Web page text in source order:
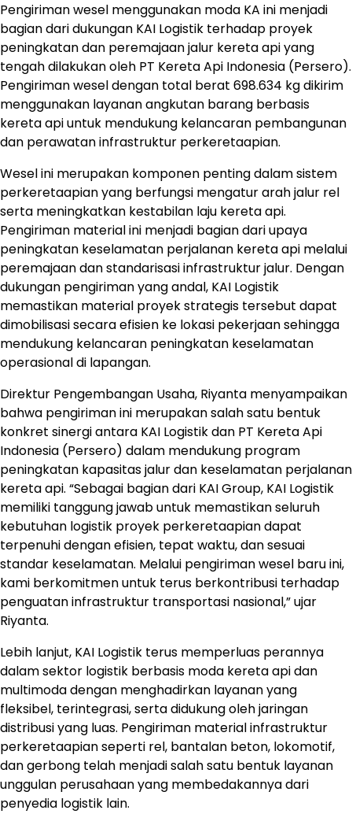
Pengiriman wesel menggunakan moda KA ini menjadi
bagian dari dukungan KAI Logistik terhadap proyek
peningkatan dan peremajaan jalur kereta api yang
tengah dilakukan oleh PT Kereta Api Indonesia (Persero).
Pengiriman wesel dengan total berat 698.634 kg dikirim
menggunakan layanan angkutan barang berbasis
kereta api untuk mendukung kelancaran pembangunan
dan perawatan infrastruktur perkeretaapian.
Wesel ini merupakan komponen penting dalam sistem
perkeretaapian yang berfungsi mengatur arah jalur rel
serta meningkatkan kestabilan laju kereta api.
Pengiriman material ini menjadi bagian dari upaya
peningkatan keselamatan perjalanan kereta api melalui
peremajaan dan standarisasi infrastruktur jalur. Dengan
dukungan pengiriman yang andal, KAI Logistik
memastikan material proyek strategis tersebut dapat
dimobilisasi secara efisien ke lokasi pekerjaan sehingga
mendukung kelancaran peningkatan keselamatan
operasional di lapangan.
Direktur Pengembangan Usaha, Riyanta menyampaikan
bahwa pengiriman ini merupakan salah satu bentuk
konkret sinergi antara KAI Logistik dan PT Kereta Api
Indonesia (Persero) dalam mendukung program
peningkatan kapasitas jalur dan keselamatan perjalanan
kereta api. “Sebagai bagian dari KAI Group, KAI Logistik
memiliki tanggung jawab untuk memastikan seluruh
kebutuhan logistik proyek perkeretaapian dapat
terpenuhi dengan efisien, tepat waktu, dan sesuai
standar keselamatan. Melalui pengiriman wesel baru ini,
kami berkomitmen untuk terus berkontribusi terhadap
penguatan infrastruktur transportasi nasional,” ujar
Riyanta.
Lebih lanjut, KAI Logistik terus memperluas perannya
dalam sektor logistik berbasis moda kereta api dan
multimoda dengan menghadirkan layanan yang
fleksibel, terintegrasi, serta didukung oleh jaringan
distribusi yang luas. Pengiriman material infrastruktur
perkeretaapian seperti rel, bantalan beton, lokomotif,
dan gerbong telah menjadi salah satu bentuk layanan
unggulan perusahaan yang membedakannya dari
penyedia logistik lain.